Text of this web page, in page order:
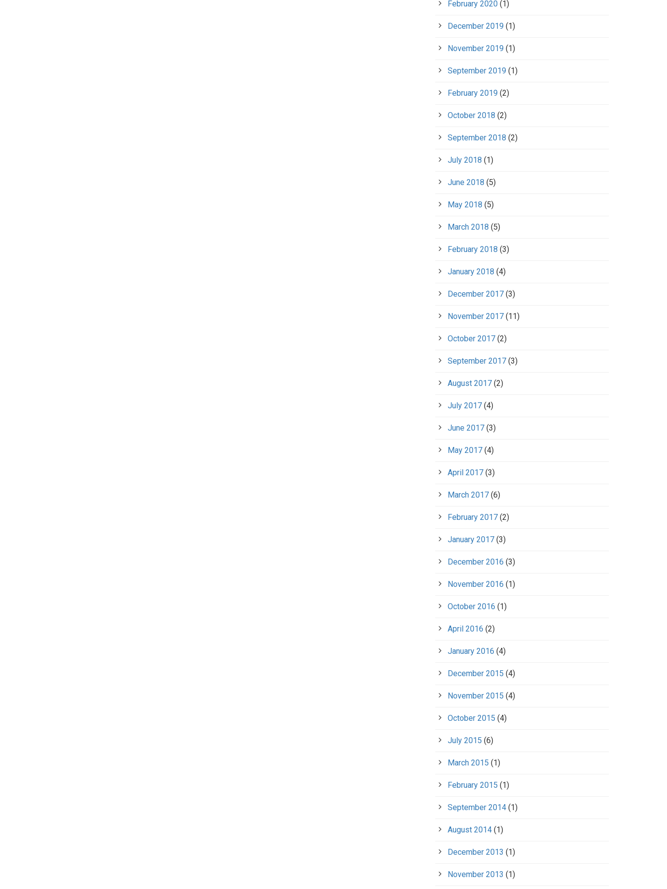
February 2020 (1)
December 2019 (1)
November 2019 (1)
September 2019 (1)
February 2019 (2)
October 2018 (2)
September 2018 (2)
July 2018 (1)
June 2018 (5)
May 2018 (5)
March 2018 (5)
February 2018 (3)
January 2018 (4)
December 2017 (3)
November 2017 (11)
October 2017 (2)
September 2017 (3)
August 2017 (2)
July 2017 (4)
June 2017 (3)
May 2017 (4)
April 2017 (3)
March 2017 (6)
February 2017 (2)
January 2017 (3)
December 2016 (3)
November 2016 (1)
October 2016 (1)
April 2016 (2)
January 2016 (4)
December 2015 (4)
November 2015 (4)
October 2015 (4)
July 2015 (6)
March 2015 (1)
February 2015 (1)
September 2014 (1)
August 2014 (1)
December 2013 (1)
November 2013 (1)